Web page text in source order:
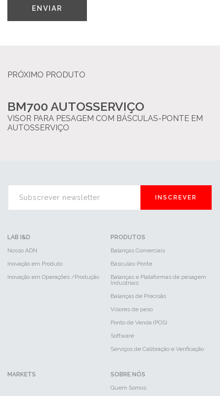
ENVIAR
PRÓXIMO PRODUTO
BM700 AUTOSSERVIÇO
VISOR PARA PESAGEM COM BÁSCULAS-PONTE EM
AUTOSSERVIÇO
INSCREVER
LAB I&D
Nosso ADN
Inovação em Produto
Inovação em Operações /Produção
PRODUTOS
Balanças Comerciais
Básculas-Ponte
Balanças e Plataformas de pesagem
Industriais
Balanças de Precisão
Visores de peso
Ponto de Venda (POS)
Software
Serviços de Calibração e Verificação
MARKETS
SOBRE NÓS
Quem Somos